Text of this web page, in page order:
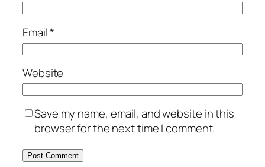
Email*
Website
Save my name, email, and website in this
browser for the next time I comment.